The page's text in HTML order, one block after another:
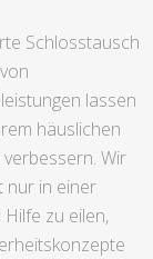
Schlosstausch
lassen
häuslichen
Wir
nur in einer
zu eilen,